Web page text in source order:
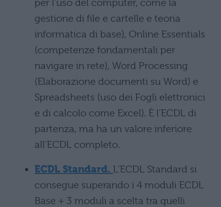
per l’uso del computer, come la
gestione di file e cartelle e teoria
informatica di base), Online Essentials
(competenze fondamentali per
navigare in rete), Word Processing
(Elaborazione documenti su Word) e
Spreadsheets (uso dei Fogli elettronici
e di calcolo come Excel). È l’ECDL di
partenza, ma ha un valore inferiore
all’ECDL completo.
ECDL Standard. L’ECDL Standard si
consegue superando i 4 moduli ECDL
Base + 3 moduli a scelta tra quelli